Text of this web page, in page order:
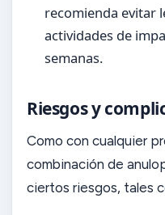
recomienda evitar
actividades de
semanas.
Riesgos y
Como con cualquier
combinación de
ciertos riesgos, tales